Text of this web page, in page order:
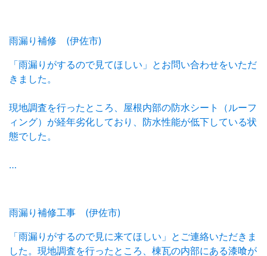
雨漏り補修 (伊佐市)
「雨漏りがするので見てほしい」とお問い合わせをいただ
きました。
現地調査を行ったところ、屋根内部の防水シート（ルーフ
ィング）が経年劣化しており、防水性能が低下している状
態でした。
…
雨漏り補修工事 (伊佐市)
「雨漏りがするので見に来てほしい」とご連絡いただきま
した。現地調査を行ったところ、棟瓦の内部にある漆喰が